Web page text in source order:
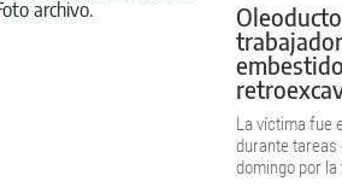
La víctima fue
durante tareas
domingo por